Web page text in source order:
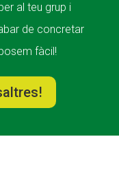
al teu grup i
de concretar
fàcil!